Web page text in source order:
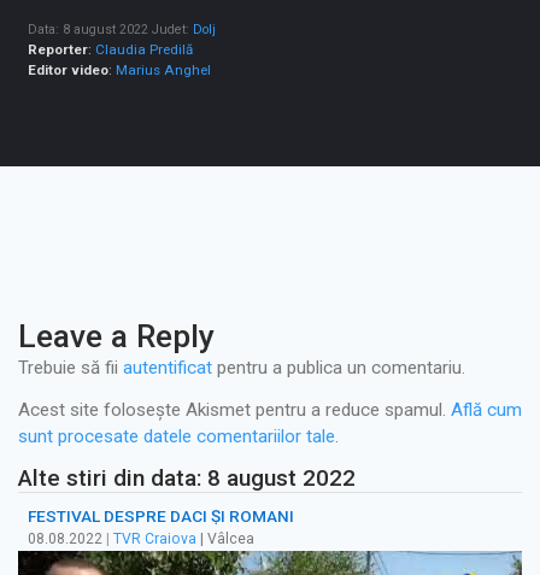
Data: 8 august 2022 Judet: Dolj
Reporter: Claudia Predilă
Editor video: Marius Anghel
Leave a Reply
Trebuie să fii autentificat pentru a publica un comentariu.
Acest site folosește Akismet pentru a reduce spamul. Află cum
sunt procesate datele comentariilor tale.
Alte stiri din data: 8 august 2022
FESTIVAL DESPRE DACI ŞI ROMANI
08.08.2022 TVR Craiova | Vâlcea